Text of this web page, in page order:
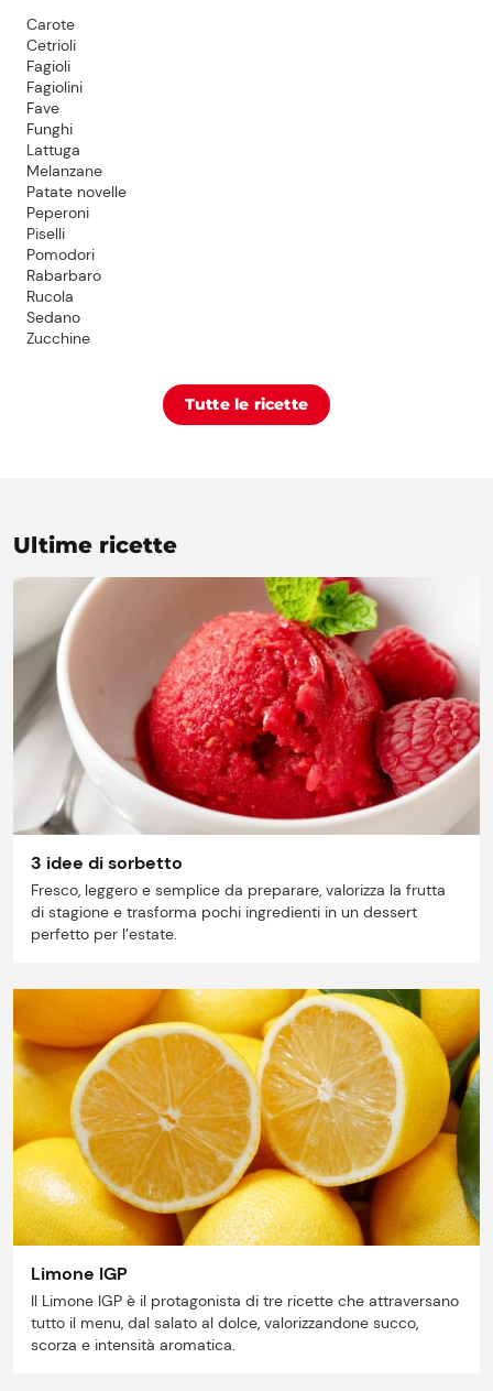
Prezzi Rossetto
Punti vendita
Ricette
Lavora con noi
Shop
Carote
Cetrioli
Fagioli
Fagiolini
Fave
Funghi
Lattuga
Melanzane
Patate novelle
Peperoni
Piselli
Pomodori
Rabarbaro
Rucola
Sedano
Zucchine
Tutte le ricette
Ultime ricette
3 idee di sorbetto
Fresco, leggero e semplice da preparare, valorizza la frutta
di stagione e trasforma pochi ingredienti in un dessert
perfetto per l’estate.
Limone IGP
Il Limone IGP è il protagonista di tre ricette che attraversano
tutto il menu, dal salato al dolce, valorizzandone succo,
scorza e intensità aromatica.